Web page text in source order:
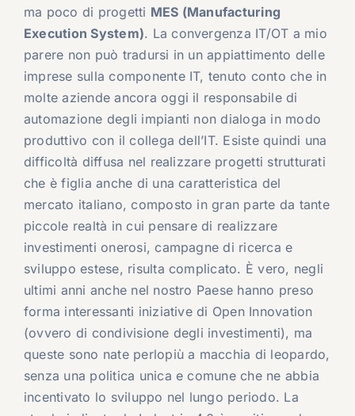
ma poco di progetti MES (Manufacturing
Execution System). La convergenza IT/OT a mio
parere non può tradursi in un appiattimento delle
imprese sulla componente IT, tenuto conto che in
molte aziende ancora oggi il responsabile di
automazione degli impianti non dialoga in modo
produttivo con il collega dell’IT. Esiste quindi una
difficoltà diffusa nel realizzare progetti strutturati
che è figlia anche di una caratteristica del
mercato italiano, composto in gran parte da tante
piccole realtà in cui pensare di realizzare
investimenti onerosi, campagne di ricerca e
sviluppo estese, risulta complicato. È vero, negli
ultimi anni anche nel nostro Paese hanno preso
forma interessanti iniziative di Open Innovation
(ovvero di condivisione degli investimenti), ma
queste sono nate perlopiù a macchia di leopardo,
senza una politica unica e comune che ne abbia
incentivato lo sviluppo nel lungo periodo. La